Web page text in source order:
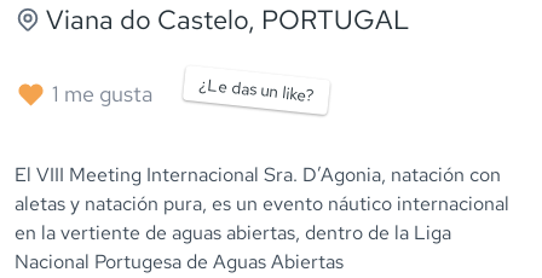
Viana do Castelo, PORTUGAL
1 me gusta ¿Le das un like?
El VIII Meeting Internacional Sra. D’Agonia, natación con
aletas y natación pura, es un evento náutico internacional
en la vertiente de aguas abiertas, dentro de la Liga
Nacional Portugesa de Aguas Abiertas